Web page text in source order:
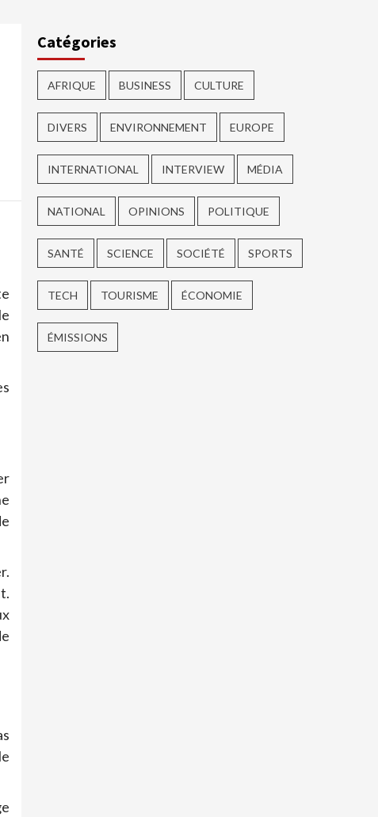
Catégories
AFRIQUE BUSINESS CULTURE
DIVERS ENVIRONNEMENT EUROPE
INTERNATIONAL INTERVIEW MÉDIA
NATIONAL OPINIONS POLITIQUE
SANTÉ SCIENCE SOCIÉTÉ SPORTS
TECH TOURISME ÉCONOMIE
ÉMISSIONS